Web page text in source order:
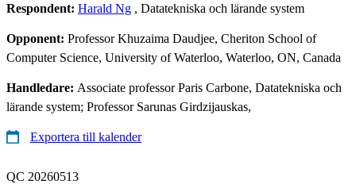
Respondent: Harald Ng , Datatekniska och lärande system
Opponent: Professor Khuzaima Daudjee, Cheriton School of
Computer Science, University of Waterloo, Waterloo, ON, Canada
Handledare: Associate professor Paris Carbone, Datatekniska och
lärande system; Professor Sarunas Girdzijauskas,
Exportera till kalender
QC 20260513